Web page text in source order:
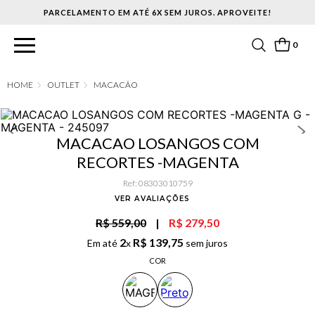
PARCELAMENTO EM ATÉ 6X SEM JUROS. APROVEITE!
0
OUTLET MACACÃO
MACACAO LOSANGOS COM
RECORTES -MAGENTA
Ref: 08303010759
VER AVALIAÇÕES
R$ 559,00 | R$ 279,50
Em até 2x R$ 139,75 sem juros
COR